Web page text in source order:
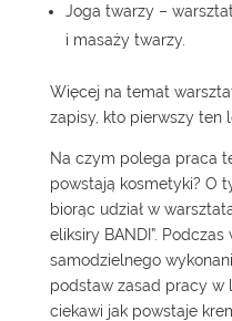
Joga twarzy –
i masaży twarzy.
Więcej na temat
zapisy, kto pierwszy ten
Na czym polega praca
powstają kosmetyki? O
biorąc udział w
eliksiry BANDI”.
samodzielnego
podstaw zasad pracy w
ciekawi jak powstaje